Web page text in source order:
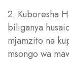
2. Kuboresha
biliganya
mjamzito na
msongo wa